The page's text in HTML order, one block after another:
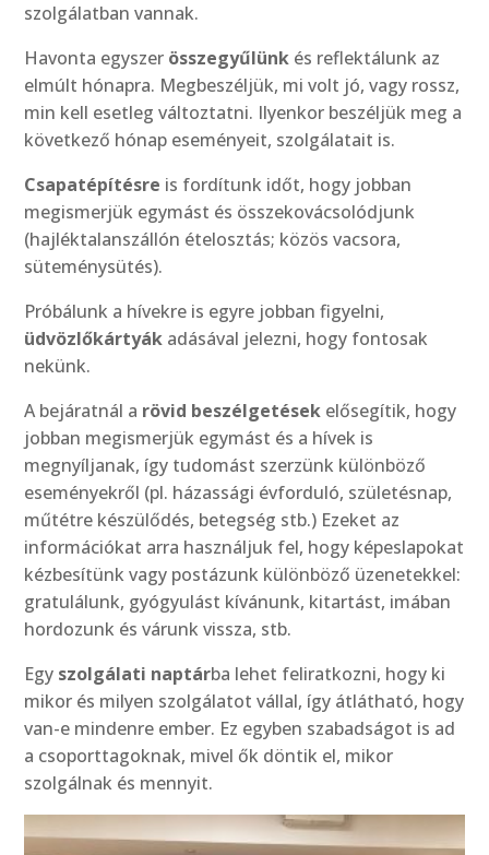
szolgálatban vannak.
Havonta egyszer összegyűlünk és reflektálunk az
elmúlt hónapra. Megbeszéljük, mi volt jó, vagy rossz,
min kell esetleg változtatni. Ilyenkor beszéljük meg a
következő hónap eseményeit, szolgálatait is.
Csapatépítésre is fordítunk időt, hogy jobban
megismerjük egymást és összekovácsolódjunk
(hajléktalanszállón ételosztás; közös vacsora,
süteménysütés).
Próbálunk a hívekre is egyre jobban figyelni,
üdvözlőkártyák adásával jelezni, hogy fontosak
nekünk.
A bejáratnál a rövid beszélgetések elősegítik, hogy
jobban megismerjük egymást és a hívek is
megnyíljanak, így tudomást szerzünk különböző
eseményekről (pl. házassági évforduló, születésnap,
műtétre készülődés, betegség stb.) Ezeket az
információkat arra használjuk fel, hogy képeslapokat
kézbesítünk vagy postázunk különböző üzenetekkel:
gratulálunk, gyógyulást kívánunk, kitartást, imában
hordozunk és várunk vissza, stb.
Egy szolgálati naptárba lehet feliratkozni, hogy ki
mikor és milyen szolgálatot vállal, így átlátható, hogy
van-e mindenre ember. Ez egyben szabadságot is ad
a csoporttagoknak, mivel ők döntik el, mikor
szolgálnak és mennyit.